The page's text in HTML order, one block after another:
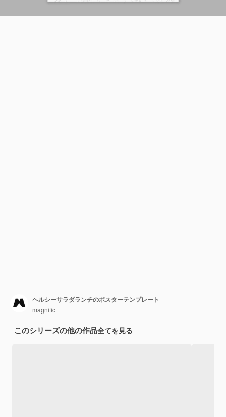
ヘルシーサラダランチのポスターテンプレート
magnific
このシリーズの他の作品全てを見る